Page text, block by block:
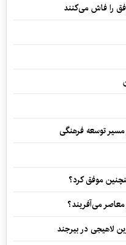
را فاش می‌کنند
مسیر توسعه فرهنگی
موفق کرد؟
می‌آفریند؟
لاهیجی در بیرجند